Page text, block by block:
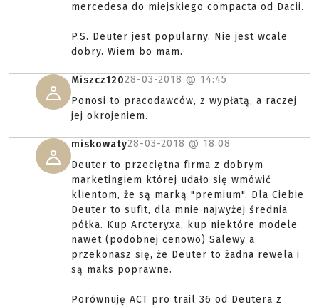
mercedesa do miejskiego compacta od Dacii.
P.S. Deuter jest popularny. Nie jest wcale
dobry. Wiem bo mam.
Miszcz12028-03-2018 @ 14:45
Ponosi to pracodawców, z wypłatą, a raczej
jej okrojeniem.
miskowaty28-03-2018 @ 18:08
Deuter to przeciętna firma z dobrym
marketingiem której udało się wmówić
klientom, że są marką "premium". Dla Ciebie
Deuter to sufit, dla mnie najwyżej średnia
półka. Kup Arcteryxa, kup niektóre modele
nawet (podobnej cenowo) Salewy a
przekonasz się, że Deuter to żadna rewela i
są maks poprawne.
Porównuję ACT pro trail 36 od Deutera z